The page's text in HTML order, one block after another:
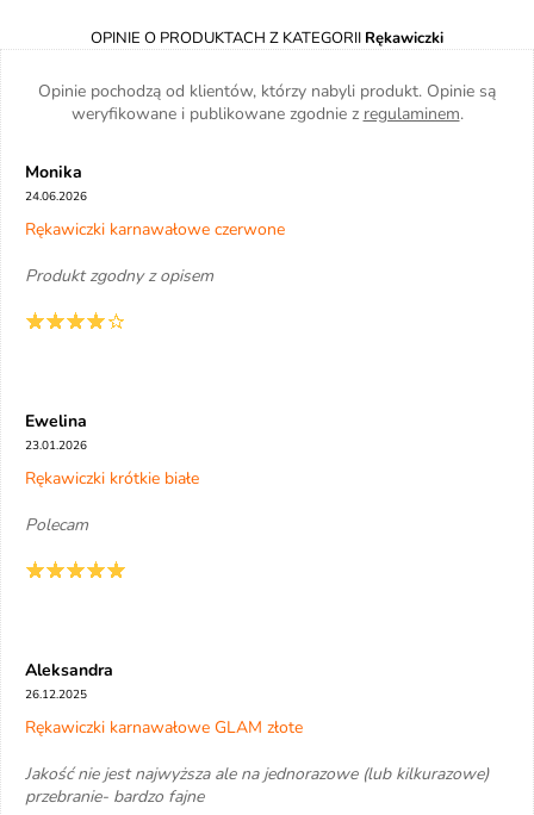
OPINIE O PRODUKTACH Z KATEGORII Rękawiczki
Opinie pochodzą od klientów, którzy nabyli produkt. Opinie są
weryfikowane i publikowane zgodnie z regulaminem.
Monika
24.06.2026
Rękawiczki karnawałowe czerwone
Produkt zgodny z opisem
Ewelina
23.01.2026
Rękawiczki krótkie białe
Polecam
Aleksandra
26.12.2025
Rękawiczki karnawałowe GLAM złote
Jakość nie jest najwyższa ale na jednorazowe (lub kilkurazowe)
przebranie- bardzo fajne